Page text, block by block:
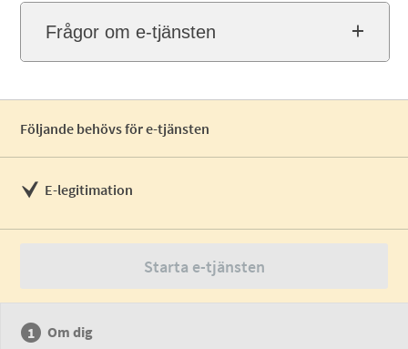
Frågor om e-tjänsten
Följande behövs för e-tjänsten
E-legitimation
Starta e-tjänsten
Om dig